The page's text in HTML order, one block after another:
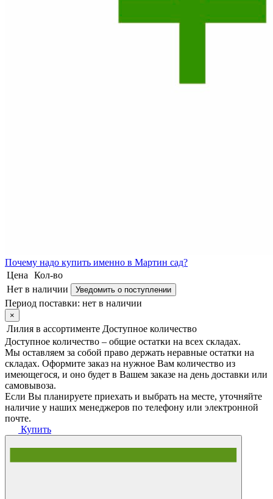
Почему надо купить именно в Мартин сад?
Цена
Кол-во
Нет в наличии
Уведомить о поступлении
Период поставки: нет в наличии
×
Лилия в ассортименте Доступное количество
Доступное количество – общие остатки на всех складах.
Мы оставляем за собой право держать неравные остатки на
складах. Оформите заказ на нужное Вам количество из
имеющегося, и оно будет в Вашем заказе на день доставки или
самовывоза.
Если Вы планируете приехать и выбрать на месте, уточняйте
наличие у наших менеджеров по телефону или электронной
почте.
Купить